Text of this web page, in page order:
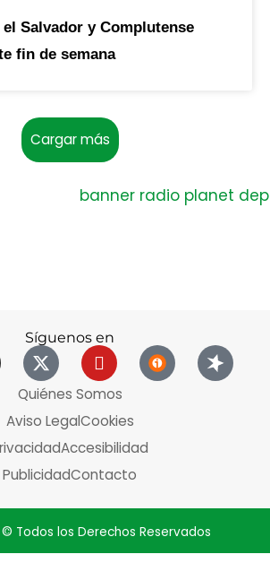
Salvador y Complutense
fin de semana
Cargar más
Síguenos en
Quiénes Somos
Aviso LegalCookies
Accesibilidad
PublicidadContacto
© Todos los Derechos Reservados